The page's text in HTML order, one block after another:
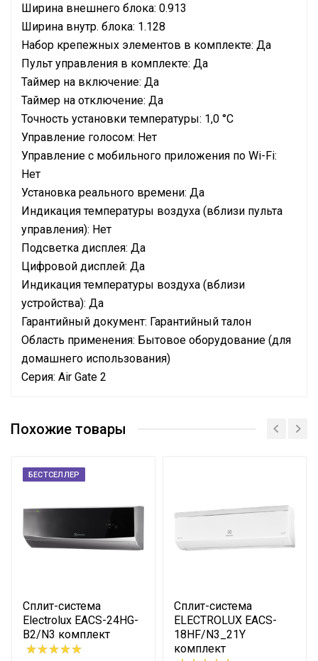
Ширина внешнего блока: 0.913
Ширина внутр. блока: 1.128
Набор крепежных элементов в комплекте: Да
Пульт управления в комплекте: Да
Таймер на включение: Да
Таймер на отключение: Да
Точность установки температуры: 1,0 °С
Управление голосом: Нет
Управление c мобильного приложения по Wi-Fi:
Нет
Установка реального времени: Да
Индикация температуры воздуха (вблизи пульта
управления): Нет
Подсветка дисплея: Да
Цифровой дисплей: Да
Индикация температуры воздуха (вблизи
устройства): Да
Гарантийный документ: Гарантийный талон
Область применения: Бытовое оборудование (для
домашнего использования)
Серия: Air Gate 2
Гарантийный срок
блока
внешнего блока
Уровень шума внутр.
блока
33 дБ
Макс. потребляемая
мощность
2.01 кВт
Макс.
Похожие товары
БЕСТСЕЛЛЕР
Сплит-система
Electrolux EACS-24HG-
B2/N3 комплект
Сплит-система
ELECTROLUX EACS-
18HF/N3_21Y
комплект